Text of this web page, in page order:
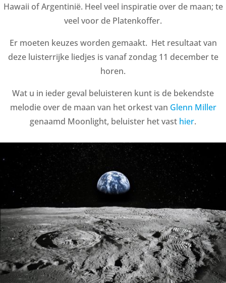
Hawaii of Argentinië. Heel veel inspiratie over de maan; te
veel voor de Platenkoffer.
Er moeten keuzes worden gemaakt. Het resultaat van
deze luisterrijke liedjes is vanaf zondag 11 december te
horen.
Wat u in ieder geval beluisteren kunt is de bekendste
melodie over de maan van het orkest van Glenn Miller
genaamd Moonlight, beluister het vast hier.